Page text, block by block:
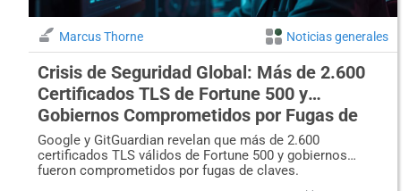
Marcus Thorne Noticias generales
Crisis de Seguridad Global: Más de 2.600
Certificados TLS de Fortune 500 y
Gobiernos Comprometidos por Fugas de
Claves Privadas
Google y GitGuardian revelan que más de 2.600
certificados TLS válidos de Fortune 500 y gobiernos
fueron comprometidos por fugas de claves.